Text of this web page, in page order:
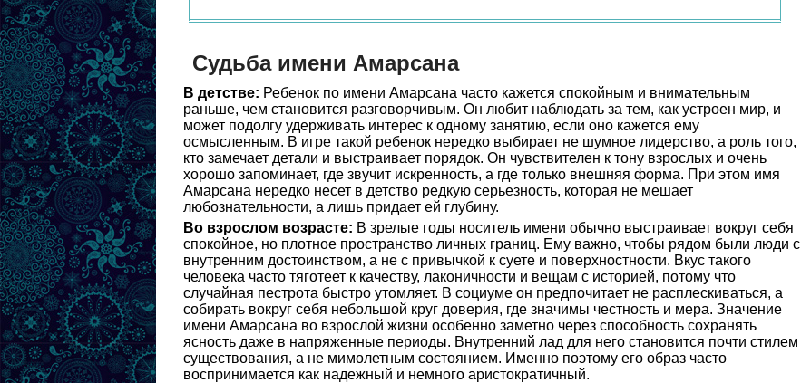
Судьба имени Амарсана
В детстве: Ребенок по имени Амарсана часто кажется спокойным и внимательным
раньше, чем становится разговорчивым. Он любит наблюдать за тем, как устроен мир, и
может подолгу удерживать интерес к одному занятию, если оно кажется ему
осмысленным. В игре такой ребенок нередко выбирает не шумное лидерство, а роль того,
кто замечает детали и выстраивает порядок. Он чувствителен к тону взрослых и очень
хорошо запоминает, где звучит искренность, а где только внешняя форма. При этом имя
Амарсана нередко несет в детство редкую серьезность, которая не мешает
любознательности, а лишь придает ей глубину.
Во взрослом возрасте: В зрелые годы носитель имени обычно выстраивает вокруг себя
спокойное, но плотное пространство личных границ. Ему важно, чтобы рядом были люди с
внутренним достоинством, а не с привычкой к суете и поверхностности. Вкус такого
человека часто тяготеет к качеству, лаконичности и вещам с историей, потому что
случайная пестрота быстро утомляет. В социуме он предпочитает не расплескиваться, а
собирать вокруг себя небольшой круг доверия, где значимы честность и мера. Значение
имени Амарсана во взрослой жизни особенно заметно через способность сохранять
ясность даже в напряженные периоды. Внутренний лад для него становится почти стилем
существования, а не мимолетным состоянием. Именно поэтому его образ часто
воспринимается как надежный и немного аристократичный.